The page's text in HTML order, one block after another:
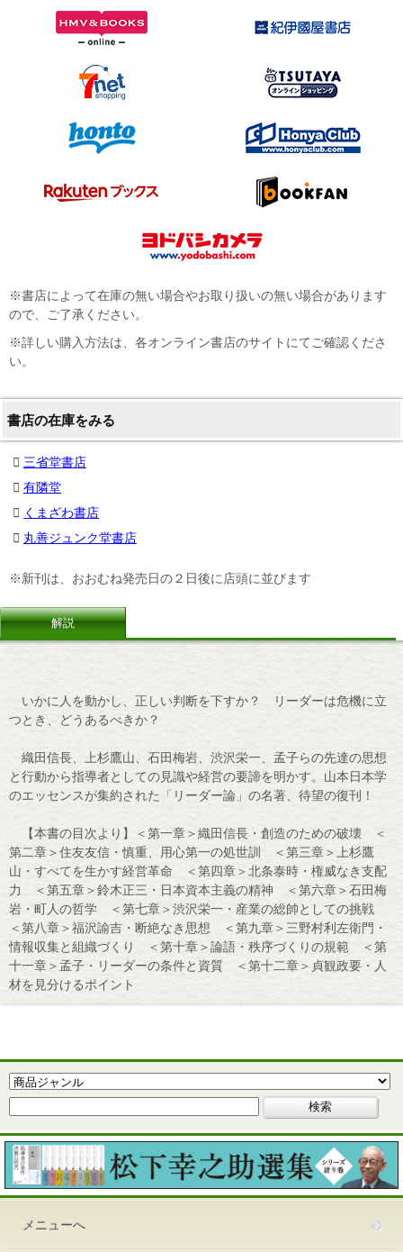
※書店によって在庫の無い場合やお取り扱いの無い場合があります
ので、ご了承ください。
※詳しい購入方法は、各オンライン書店のサイトにてご確認くださ
い。
書店の在庫をみる
三省堂書店
有隣堂
くまざわ書店
丸善ジュンク堂書店
※新刊は、おおむね発売日の２日後に店頭に並びます
解説
いかに人を動かし、正しい判断を下すか？ リーダーは危機に立
つとき、どうあるべきか？
織田信長、上杉鷹山、石田梅岩、渋沢栄一、孟子らの先達の思想
と行動から指導者としての見識や経営の要諦を明かす。山本日本学
のエッセンスが集約された「リーダー論」の名著、待望の復刊！
【本書の目次より】＜第一章＞織田信長・創造のための破壊 ＜
第二章＞住友友信・慎重、用心第一の処世訓 ＜第三章＞上杉鷹
山・すべてを生かす経営革命 ＜第四章＞北条泰時・権威なき支配
力 ＜第五章＞鈴木正三・日本資本主義の精神 ＜第六章＞石田梅
岩・町人の哲学 ＜第七章＞渋沢栄一・産業の総帥としての挑戦
＜第八章＞福沢諭吉・断絶なき思想 ＜第九章＞三野村利左衛門・
情報収集と組織づくり ＜第十章＞論語・秩序づくりの規範 ＜第
十一章＞孟子・リーダーの条件と資質 ＜第十二章＞貞観政要・人
材を見分けるポイント
メニューへ